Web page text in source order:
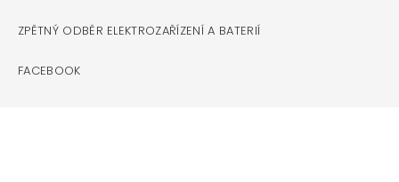
ZPĚTNÝ ODBĚR ELEKTROZAŘÍZENÍ A BATERIÍ
FACEBOOK